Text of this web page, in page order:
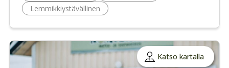
Lemmikkiystävällinen
Katso kartalla